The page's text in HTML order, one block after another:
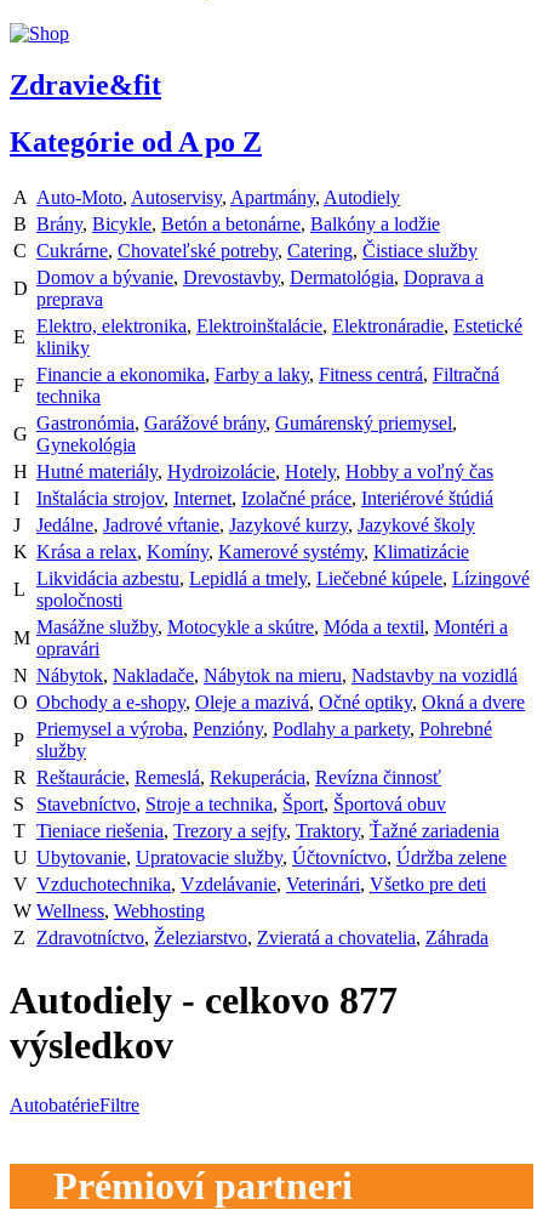
Zdravie&fit
Kategórie od A po Z
A Auto-Moto, Autoservisy, Apartmány, Autodiely
B Brány, Bicykle, Betón a betonárne, Balkóny a lodžie
C Cukrárne, Chovateľské potreby, Catering, Čistiace služby
D
Domov a bývanie, Drevostavby, Dermatológia, Doprava a
preprava
E
Elektro, elektronika, Elektroinštalácie, Elektronáradie, Estetické
kliniky
F
Financie a ekonomika, Farby a laky, Fitness centrá, Filtračná
technika
G
Gastronómia, Garážové brány, Gumárenský priemysel,
Gynekológia
H Hutné materiály, Hydroizolácie, Hotely, Hobby a voľný čas
I
Inštalácia strojov, Internet, Izolačné práce, Interiérové štúdiá
J
Jedálne, Jadrové vŕtanie, Jazykové kurzy, Jazykové školy
K Krása a relax, Komíny, Kamerové systémy, Klimatizácie
L
Likvidácia azbestu, Lepidlá a tmely, Liečebné kúpele, Lízingové
spoločnosti
M
Masážne služby, Motocykle a skútre, Móda a textil, Montéri a
opravári
N Nábytok, Nakladače, Nábytok na mieru, Nadstavby na vozidlá
O Obchody a e-shopy, Oleje a mazivá, Očné optiky, Okná a dvere
P
Priemysel a výroba, Penzióny, Podlahy a parkety, Pohrebné
služby
R Reštaurácie, Remeslá, Rekuperácia, Revízna činnosť
S
Stavebníctvo, Stroje a technika, Šport, Športová obuv
T Tieniace riešenia, Trezory a sejfy, Traktory, Ťažné zariadenia
U Ubytovanie, Upratovacie služby, Účtovníctvo, Údržba zelene
V Vzduchotechnika, Vzdelávanie, Veterinári, Všetko pre deti
W Wellness, Webhosting
Z
Zdravotníctvo, Železiarstvo, Zvieratá a chovatelia, Záhrada
Autodiely - celkovo 877
výsledkov
AutobatérieFiltre
Prémioví partneri